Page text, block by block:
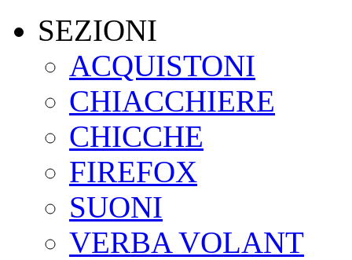
SEZIONI
ACQUISTONI
CHIACCHIERE
CHICCHE
FIREFOX
SUONI
VERBA VOLANT